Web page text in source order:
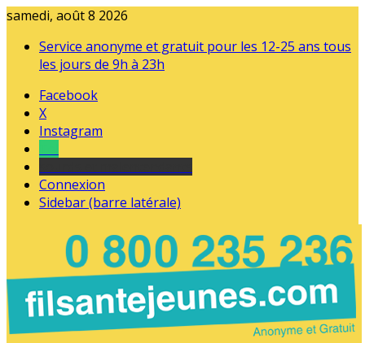
samedi, août 8 2026
Service anonyme et gratuit pour les 12-25 ans tous
les jours de 9h à 23h
Facebook
X
Instagram
Connexion
Sidebar (barre latérale)